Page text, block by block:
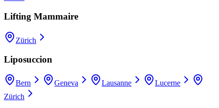
Lifting Mammaire
Zürich
Liposuccion
Bern Geneva Lausanne
Lucerne
Zürich